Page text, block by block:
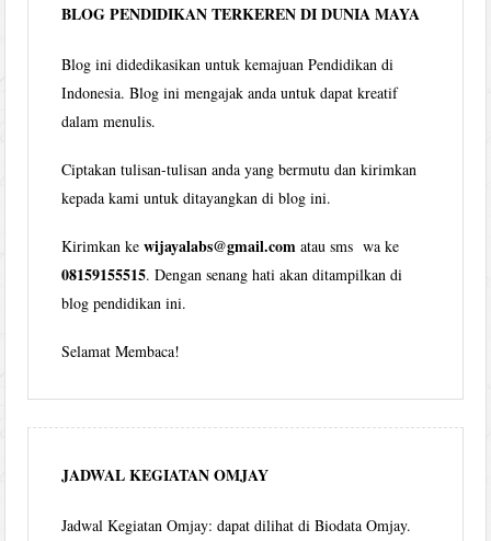
BLOG PENDIDIKAN TERKEREN DI DUNIA MAYA
Blog ini didedikasikan untuk kemajuan Pendidikan di
Indonesia. Blog ini mengajak anda untuk dapat kreatif
dalam menulis.
Ciptakan tulisan-tulisan anda yang bermutu dan kirimkan
kepada kami untuk ditayangkan di blog ini.
Kirimkan kewijayalabs@gmail.com atau sms wa ke
08159155515. Dengan senang hati akan ditampilkan di
blog pendidikan ini.
Selamat Membaca!
JADWAL KEGIATAN OMJAY
Jadwal Kegiatan Omjay: dapat dilihat di Biodata Omjay.